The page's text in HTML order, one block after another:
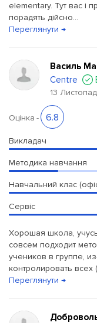
elementary. Тут вас і
порадять дійсно...
Переглянути →
Василь
Сentre
13
Оцінка - 6.8
Викладач
Методика навчання
Навчальний клас
Сервіс
Хорошая школа,
совсем подходит
учеников в группе,
контролировать всех
Переглянути →